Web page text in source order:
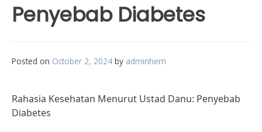
Penyebab Diabetes
Posted on October 2, 2024 by adminhem
Rahasia Kesehatan Menurut Ustad Danu: Penyebab
Diabetes